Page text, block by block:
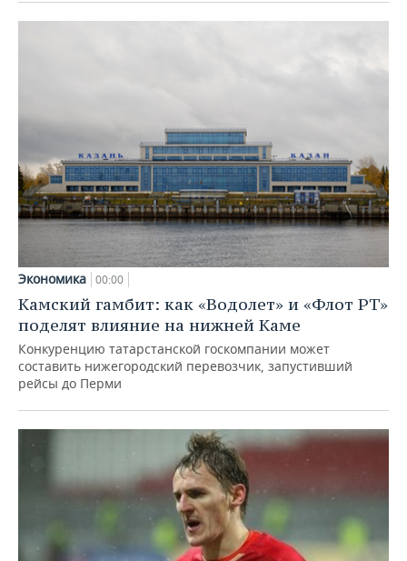
Экономика 00:00
Камский гамбит: как «Водолет» и «Флот РТ»
поделят влияние на нижней Каме
Конкуренцию татарстанской госкомпании может
составить нижегородский перевозчик, запустивший
рейсы до Перми